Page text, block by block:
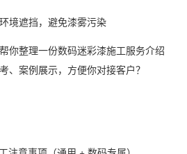
境遮挡，避免漆雾污染
你整理一份数码迷彩漆施工服务介绍
、案例展示，方便你对接客户？